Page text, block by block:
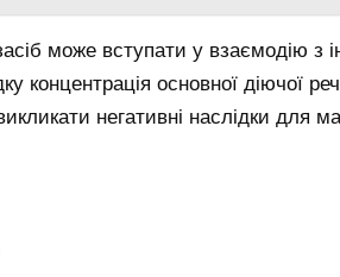
може вступати у взаємодію з
концентрація основної діючої
негативні наслідки для